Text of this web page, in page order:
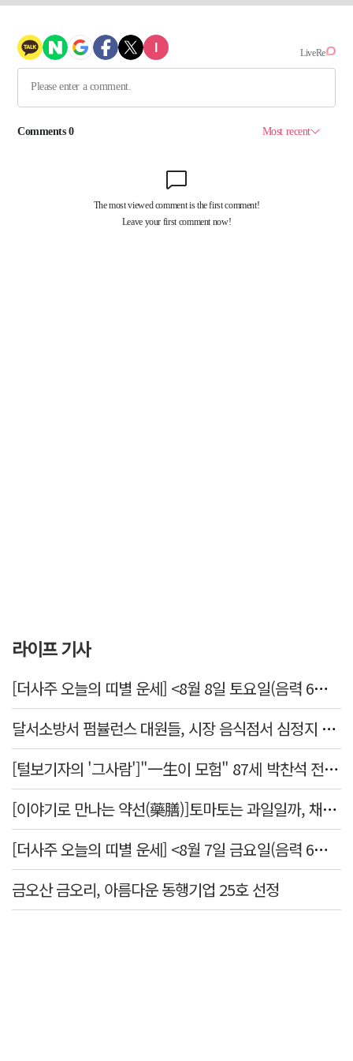
라이프 기사
[더사주 오늘의 띠별 운세] <8월 8일 토요일(음력 6월26일)>
달서소방서 펌뷸런스 대원들, 시장 음식점서 심정지 환자 생명 살려
[털보기자의 '그사람']"一生이 모험" 87세 박찬석 전 경북대 총장
[이야기로 만나는 약선(藥膳)]토마토는 과일일까, 채소일까
[더사주 오늘의 띠별 운세] <8월 7일 금요일(음력 6월25일)>
금오산 금오리, 아름다운 동행기업 25호 선정